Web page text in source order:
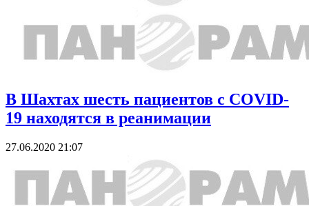
В Шахтах шесть пациентов с COVID-
19 находятся в реанимации
27.06.2020 21:07